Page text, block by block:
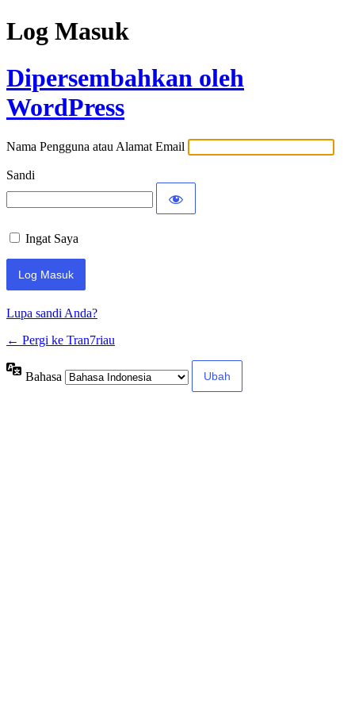
Log Masuk
Dipersembahkan oleh
WordPress
Nama Pengguna atau Alamat Email
Sandi
Ingat Saya
Lupa sandi Anda?
← Pergi ke Tran7riau
Bahasa